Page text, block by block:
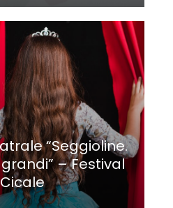
“Seggioline.
– Festival